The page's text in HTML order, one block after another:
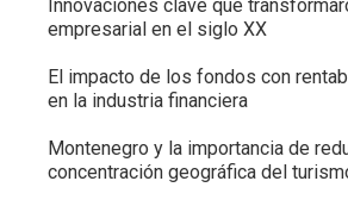
Innovaciones clave que
empresarial en el siglo XX
El impacto de los fondos con
en la industria financiera
Montenegro y la importancia de
concentración geográfica del